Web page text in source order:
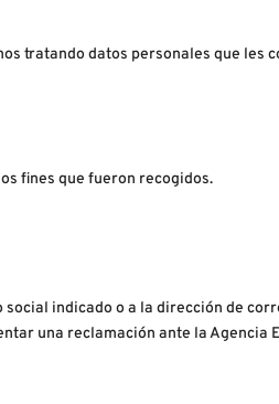
tratando datos personales que les
fines que fueron recogidos.
indicado o a la dirección de
una reclamación ante la Agencia